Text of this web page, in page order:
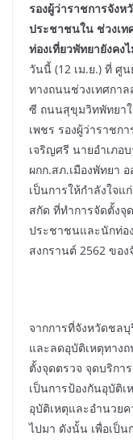
รองผู้ว่าราชการจัง
ประชาชนใน ช่วงเ
ท่องเที่ยวพัทยายังคง
วันนี้ (12 เม.ย.) ที่ ศู
ทางถนนช่วงเทศกา
ซี ถนนสุขุมวิทพัทยา
เพชร รองผู้ว่าราชก
เจริญศรี นายอำเภอ
ผกก.สภ.เมืองพัทยา
เป็นการให้กำลังใจ
สกัด ที่ทำการจัดตั้งจุ
ประชาชนและนักท่อ
สงกรานต์ 2562 ขอ
จากการที่จังหวัดชล
และลดอุบัติเหตุทาง
ตั้งจุดตรวจ จุดบริกา
เป็นการป้องกันอุบัติ
อุบัติเหตุและอำนวย
ไปมา ดังนั้น เพื่อเป็